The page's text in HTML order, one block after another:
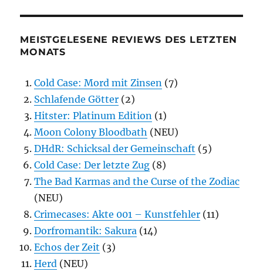
MEISTGELESENE REVIEWS DES LETZTEN
MONATS
Cold Case: Mord mit Zinsen (7)
Schlafende Götter (2)
Hitster: Platinum Edition (1)
Moon Colony Bloodbath (NEU)
DHdR: Schicksal der Gemeinschaft (5)
Cold Case: Der letzte Zug (8)
The Bad Karmas and the Curse of the Zodiac
(NEU)
Crimecases: Akte 001 – Kunstfehler (11)
Dorfromantik: Sakura (14)
Echos der Zeit (3)
Herd (NEU)